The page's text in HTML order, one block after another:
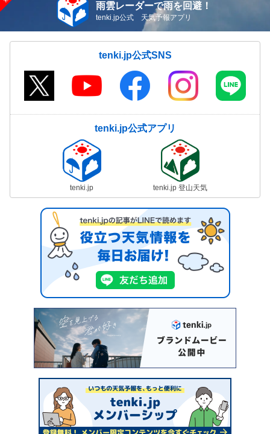
雨雲レーダーで雨を回避！
tenki.jp公式 天気予報アプリ
tenki.jp公式SNS
tenki.jp公式アプリ
tenki.jp tenki.jp 登山天気